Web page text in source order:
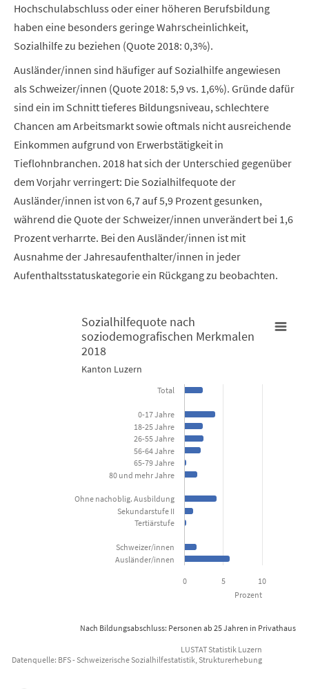
Hochschulabschluss oder einer höheren Berufsbildung
haben eine besonders geringe Wahrscheinlichkeit,
Sozialhilfe zu beziehen (Quote 2018: 0,3%).
Ausländer/innen sind häufiger auf Sozialhilfe angewiesen
als Schweizer/innen (Quote 2018: 5,9 vs. 1,6%). Gründe dafür
sind ein im Schnitt tieferes Bildungsniveau, schlechtere
Chancen am Arbeitsmarkt sowie oftmals nicht ausreichende
Einkommen aufgrund von Erwerbstätigkeit in
Tieflohnbranchen. 2018 hat sich der Unterschied gegenüber
dem Vorjahr verringert: Die Sozialhilfequote der
Ausländer/innen ist von 6,7 auf 5,9 Prozent gesunken,
während die Quote der Schweizer/innen unverändert bei 1,6
Prozent verharrte. Bei den Ausländer/innen ist mit
Ausnahme der Jahresaufenthalter/innen in jeder
Aufenthaltsstatuskategorie ein Rückgang zu beobachten.
Sozialhilfequote nach soziodemografischen Merkmalen 2018
View as data table, Sozialhilfequote nach
The chart has 1 X axis displaying categories.
The chart has 1 Y axis displaying Prozent. Data ranges from 0 to
Nach Bildungsabschluss: Personen ab 25 Jahren in
Prozent
Sozialhilfequote nach
soziodemografischen Merkmalen
2018
Kanton Luzern
0 5 10
Ausländer/innen
Schweizer/innen
Tertiärstufe
Sekundarstufe II
Ohne nachoblig. Ausbildung
80 und mehr Jahre
65-79 Jahre
56-64 Jahre
26-55 Jahre
18-25 Jahre
0-17 Jahre
Total
LUSTAT Statistik Luzern
Datenquelle: BFS - Schweizerische Sozialhilfestatistik, Strukturerhebung